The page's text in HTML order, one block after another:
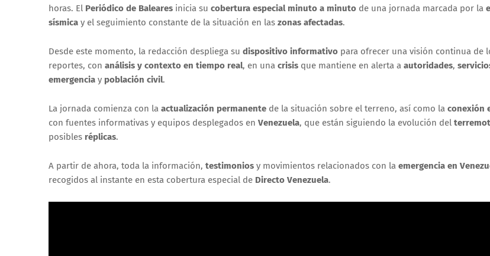
horas. El Periódico de Baleares inicia su cobertura especial minuto a minuto de una jornada marcada por la
sísmica y el seguimiento constante de la situación en las zonas afectadas.
Desde este momento, la redacción despliega su dispositivo informativo para ofrecer una visión continua de
reportes, con análisis y contexto en tiempo real, en una crisis que mantiene en alerta a autoridades,
emergencia y población civil.
La jornada comienza con la actualización permanente de la situación sobre el terreno, así como la conexión
con fuentes informativas y equipos desplegados en Venezuela, que están siguiendo la evolución del
posibles réplicas.
A partir de ahora, toda la información, testimonios y movimientos relacionados con la emergencia en
recogidos al instante en esta cobertura especial de Directo Venezuela.